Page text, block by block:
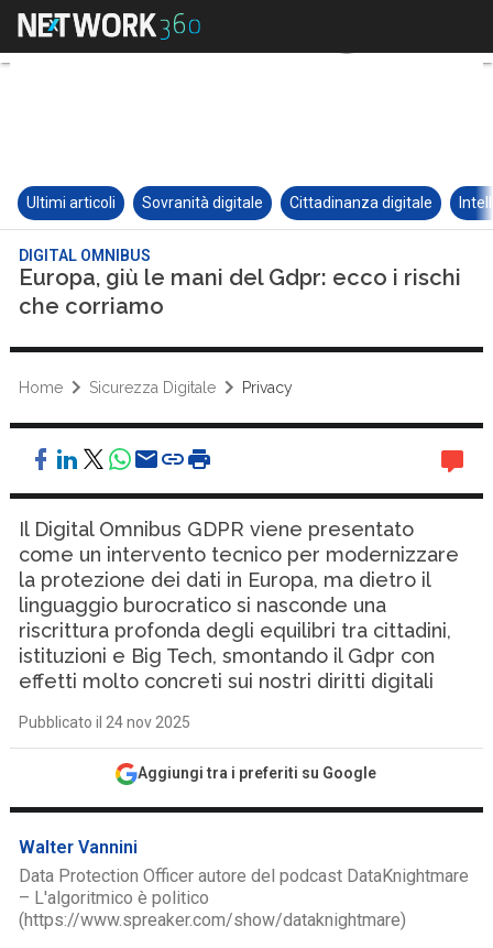
Ultimi articoli Sovranità digitale Cittadinanza digitale
DIGITAL OMNIBUS
Europa, giù le mani del Gdpr: ecco i rischi
che corriamo
Home Sicurezza Digitale Privacy
Il Digital Omnibus GDPR viene presentato
come un intervento tecnico per modernizzare
la protezione dei dati in Europa, ma dietro il
linguaggio burocratico si nasconde una
riscrittura profonda degli equilibri tra cittadini,
istituzioni e Big Tech, smontando il Gdpr con
effetti molto concreti sui nostri diritti digitali
Pubblicato il 24 nov 2025
Aggiungi tra i preferiti su Google
Walter Vannini
Data Protection Officer autore del podcast DataKnightmare
– L'algoritmico è politico
(https://www.spreaker.com/show/dataknightmare)